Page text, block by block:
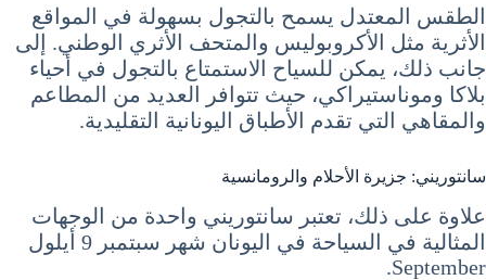
الطقس المعتدل يسمح بالتجول بسهولة في المواقع
الأثرية مثل الأكروبوليس والمتحف الأثري الوطني. إلى
جانب ذلك، يمكن للسياح الاستمتاع بالتجول في أحياء
بلاكا وموناستيراكي، حيث تتوافر العديد من المطاعم
والمقاهي التي تقدم الأطباق اليونانية التقليدية.
سانتوريني: جزيرة الأحلام والرومانسية
علاوة على ذلك، تعتبر سانتوريني واحدة من الوجهات
المثالية في السياحة في اليونان شهر سبتمبر 9 أيلول
September.